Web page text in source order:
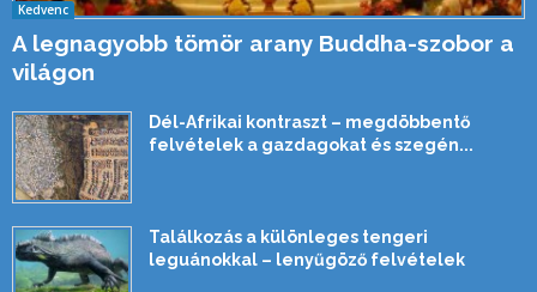
Kedvenc
A legnagyobb tömör arany Buddha-szobor a
világon
Dél-Afrikai kontraszt – megdöbbentő
felvételek a gazdagokat és szegén...
Találkozás a különleges tengeri
leguánokkal – lenyűgöző felvételek